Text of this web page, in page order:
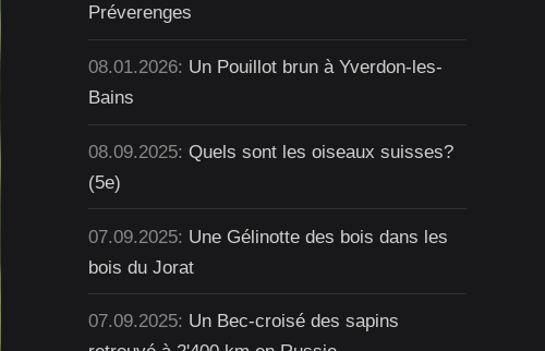
Préverenges
08.01.2026: Un Pouillot brun à Yverdon-les-
Bains
08.09.2025:Quels sont les oiseaux suisses?
(5e)
07.09.2025: Une Gélinotte des bois dans les
bois du Jorat
07.09.2025: Un Bec-croisé des sapins